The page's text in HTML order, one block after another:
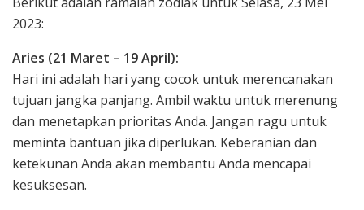
2023:
Aries (21 Maret – 19 April):
Hari ini adalah hari yang cocok untuk merencanakan
tujuan jangka panjang. Ambil waktu untuk merenung
dan menetapkan prioritas Anda. Jangan ragu untuk
meminta bantuan jika diperlukan. Keberanian dan
ketekunan Anda akan membantu Anda mencapai
kesuksesan.